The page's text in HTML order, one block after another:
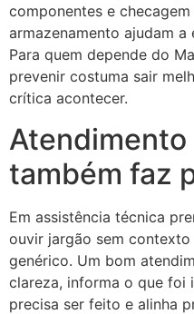
componentes e
armazenamento ajudam a
Para quem depende do
prevenir costuma sair
crítica acontecer.
também faz
Em assistência técnica
ouvir jargão sem
genérico. Um bom
clareza, informa o que foi
precisa ser feito e alinha